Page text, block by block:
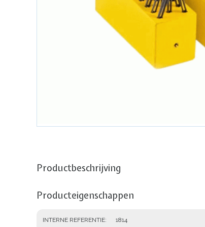
Productbeschrijving
Producteigenschappen
INTERNE REFERENTIE 1814